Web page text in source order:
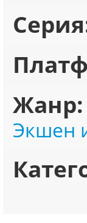
Жанр:
Экшен